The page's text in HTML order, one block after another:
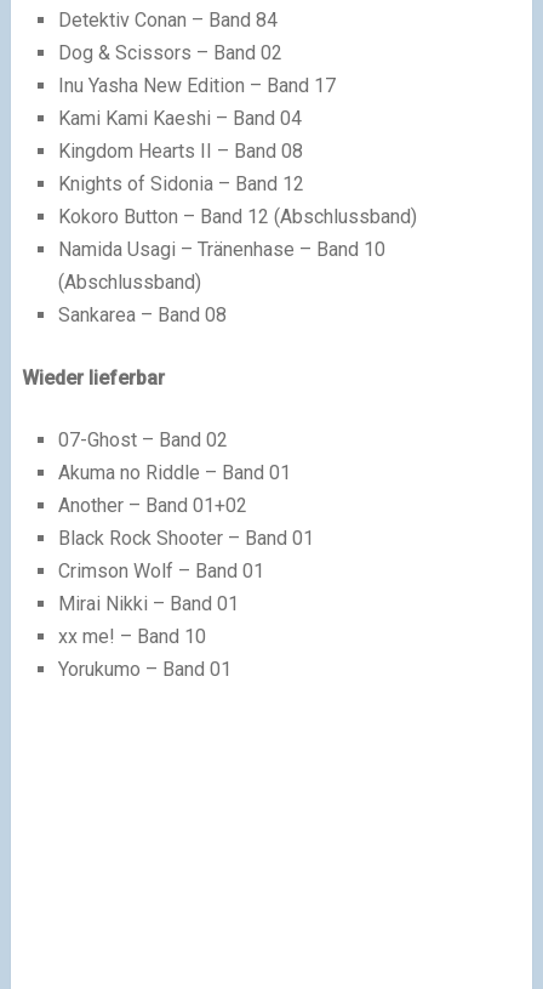
Detektiv Conan – Band 84
Dog & Scissors – Band 02
Inu Yasha New Edition – Band 17
Kami Kami Kaeshi – Band 04
Kingdom Hearts II – Band 08
Knights of Sidonia – Band 12
Kokoro Button – Band 12 (Abschlussband)
Namida Usagi – Tränenhase – Band 10
(Abschlussband)
Sankarea – Band 08
Wieder lieferbar
07-Ghost – Band 02
Akuma no Riddle – Band 01
Another – Band 01+02
Black Rock Shooter – Band 01
Crimson Wolf – Band 01
Mirai Nikki – Band 01
xx me! – Band 10
Yorukumo – Band 01